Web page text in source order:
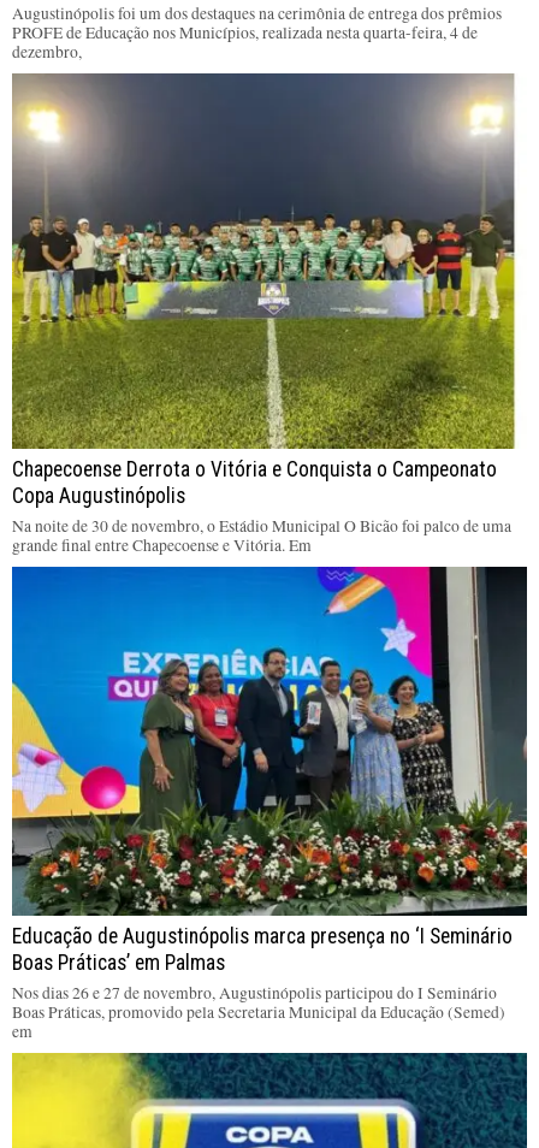
Augustinópolis foi um dos destaques na cerimônia de entrega dos prêmios
PROFE de Educação nos Municípios, realizada nesta quarta-feira, 4 de
dezembro,
Chapecoense Derrota o Vitória e Conquista o Campeonato
Copa Augustinópolis
Na noite de 30 de novembro, o Estádio Municipal O Bicão foi palco de uma
grande final entre Chapecoense e Vitória. Em
Educação de Augustinópolis marca presença no ‘I Seminário
Boas Práticas’ em Palmas
Nos dias 26 e 27 de novembro, Augustinópolis participou do I Seminário
Boas Práticas, promovido pela Secretaria Municipal da Educação (Semed)
em